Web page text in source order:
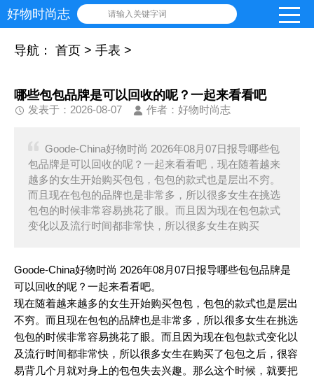
好物时尚志 请输入关键字词
导航： 首页 > 手表 >
哪些包包品牌是可以回收的呢？一起来看看吧
发表于：2026-08-07 作者：好物时尚志
Goode-China好物时尚 2026年08月07日报导哪些包
包品牌是可以回收的呢？一起来看看吧，现在随着越来
越多的女生开始购买包包，包包的款式也是层出不穷。
而且现在包包的品牌也是非常多，所以很多女生在挑选
包包的时候非常容易挑花了眼。而且因为现在包包款式
变化以及流行时间都非常快，所以很多女生在购买
Goode-China好物时尚 2026年08月07日报导哪些包包品牌是
可以回收的呢？一起来看看吧。
现在随着越来越多的女生开始购买包包，包包的款式也是层出
不穷。而且现在包包的品牌也是非常多，所以很多女生在挑选
包包的时候非常容易挑花了眼。而且因为现在包包款式变化以
及流行时间都非常快，所以很多女生在购买了包包之后，很容
易背几个月就对身上的包包失去兴趣。那么这个时候，就要把